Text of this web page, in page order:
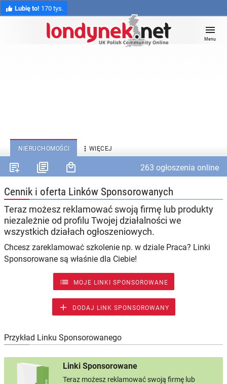
Lubię to! 170 tys.
Menu
NIERUCHOMOŚCI  WIĘCEJ
263 ogłoszenia online
Cennik i oferta Linków Sponsorowanych
Teraz możesz reklamować swoją firmę lub produkty
niezależnie od profilu Twojej działalności we
wszystkich działach ogłoszeniowych.
Chcesz zareklamować szkolenie np. w dziale Praca? Linki
Sponsorowane są właśnie dla Ciebie!
MOJE LINKI SPONSOROWANE

DODAJ LINK SPONSOROWANY

Przykład Linku Sponsorowanego
Linki Sponsorowane
Teraz możesz reklamować swoją firmę lub